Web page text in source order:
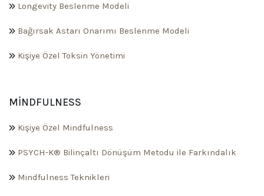
Longevity Beslenme Modeli
Bağırsak Astarı Onarımı Beslenme Modeli
Kişiye Özel Toksin Yönetimi
MINDFULNESS
Kişiye Özel Mindfulness
PSYCH-K® Bilinçaltı Dönüşüm Metodu ile Farkındalık
Mindfulness Teknikleri